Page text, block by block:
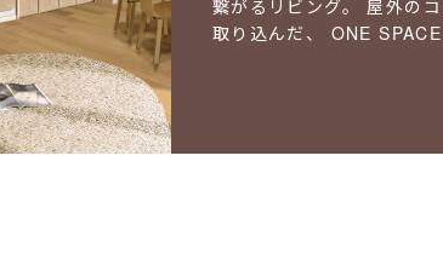
繋がるリビング。
屋外の
取り込んだ、
ONE SPACE